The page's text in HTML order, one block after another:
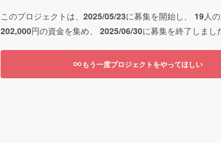
このプロジェクトは、 2025/05/23に募集を開始し、 19人
202,000円の資金を集め、 2025/06/30に募集を終了しまし
もう一度プロジェクトをやってほしい